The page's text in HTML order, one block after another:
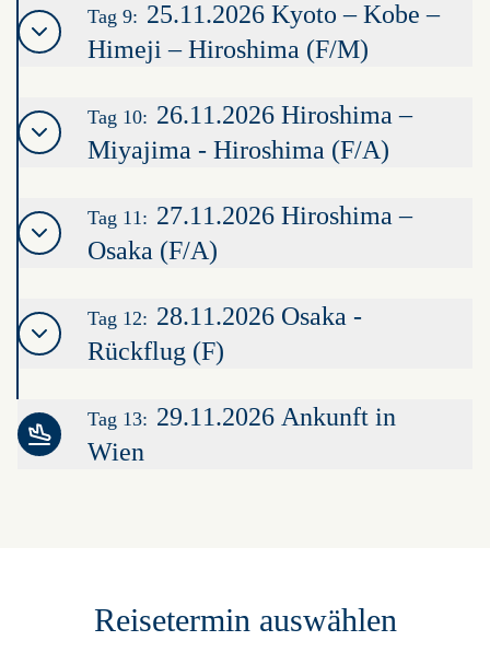
Tag 9: 25.11.2026 Kyoto – Kobe –
Himeji – Hiroshima (F/M)
Tag 10: 26.11.2026 Hiroshima –
Miyajima - Hiroshima (F/A)
Tag 11: 27.11.2026 Hiroshima –
Osaka (F/A)
Tag 12: 28.11.2026 Osaka -
Rückflug (F)
Tag 13: 29.11.2026 Ankunft in
Wien
Reisetermin auswählen